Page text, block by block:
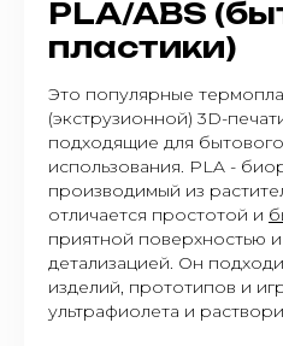
PLA/ABS
пластики)
Это популярные
(экструзионной) 3D-
подходящие для
использования. PLA -
производимый из
отличается простотой и
приятной поверхностью
детализацией. Он
изделий, прототипов и
ультрафиолета и